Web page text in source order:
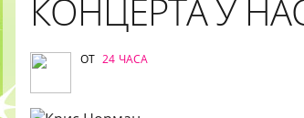
КОНЦЕРТА У
ОТ 24 ЧАСА